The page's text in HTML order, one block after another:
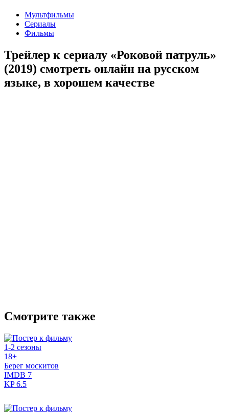
Мультфильмы
Сериалы
Фильмы
Трейлер к сериалу «Роковой патруль»
(2019) cмотреть онлайн на русском
языке, в хорошем качестве
Смотрите также
1-2 сезоны
18+
Берег москитов
IMDB 7
KP6.5